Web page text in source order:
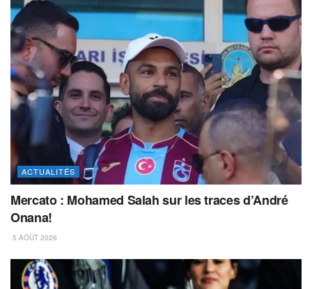
ACTUALITÉS
Mercato : Mohamed Salah sur les traces d’André
Onana!
5 AOÛT 2026